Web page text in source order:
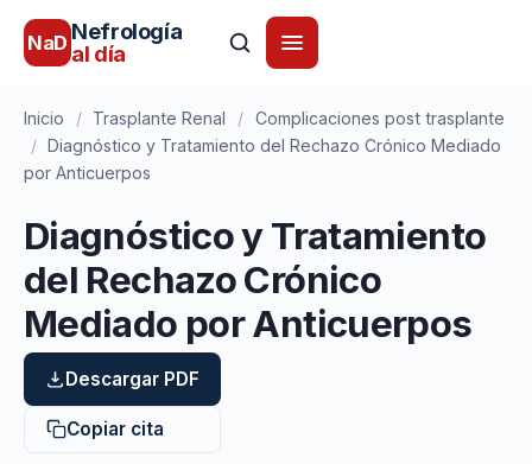
NaD Nefrología
al día
Inicio / Trasplante Renal / Complicaciones post trasplante
/ Diagnóstico y Tratamiento del Rechazo Crónico Mediado
por Anticuerpos
Diagnóstico y Tratamiento
del Rechazo Crónico
Mediado por Anticuerpos
Descargar PDF
Copiar cita